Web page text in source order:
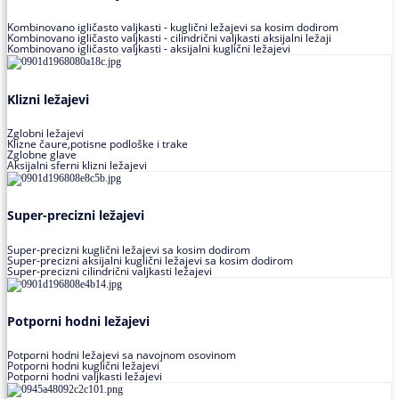
Kombinovano igličasto valjkasti - kuglični ležajevi sa kosim dodirom
Kombinovano igličasto valjkasti - cilindrični valjkasti aksijalni ležaji
Kombinovano igličasto valjkasti - aksijalni kuglični ležajevi
Klizni ležajevi
Zglobni ležajevi
Klizne čaure,potisne podloške i trake
Zglobne glave
Aksijalni sferni klizni ležajevi
Super-precizni ležajevi
Super-precizni kuglični ležajevi sa kosim dodirom
Super-precizni aksijalni kuglični ležajevi sa kosim dodirom
Super-precizni cilindrični valjkasti ležajevi
Potporni hodni ležajevi
Potporni hodni ležajevi sa navojnom osovinom
Potporni hodni kuglični ležajevi
Potporni hodni valjkasti ležajevi